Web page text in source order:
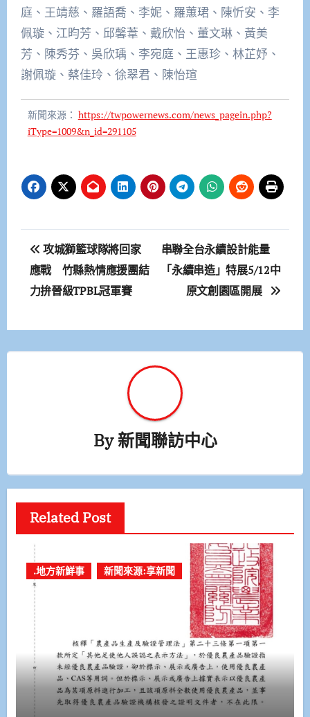
庭、王靖慈、羅語喬、李妮、羅蕙珺、陳忻安、李
佩璇、江昀芳、邱馨葦、戴欣怡、董文琳、黃美
芳、陳秀芬、吳欣瑀、李宛庭、王惠珍、林芷妤、
謝佩璇、蔡佳玲、徐翠君、陳怡瑄
新聞來源： https://twpowernews.com/news_pagein.php?
iType=1009&n_id=291105
文
章
導
覽
攻城獅籃球隊將回家
應戰 竹縣熱情應援團結
力拚晉級TPBL冠軍賽
串聯全台永續設計能量
「永續串造」特展5/12中
原文創園區開展
By新聞聯訪中心
Related Post
.地方新鮮事 新聞來源:享新聞